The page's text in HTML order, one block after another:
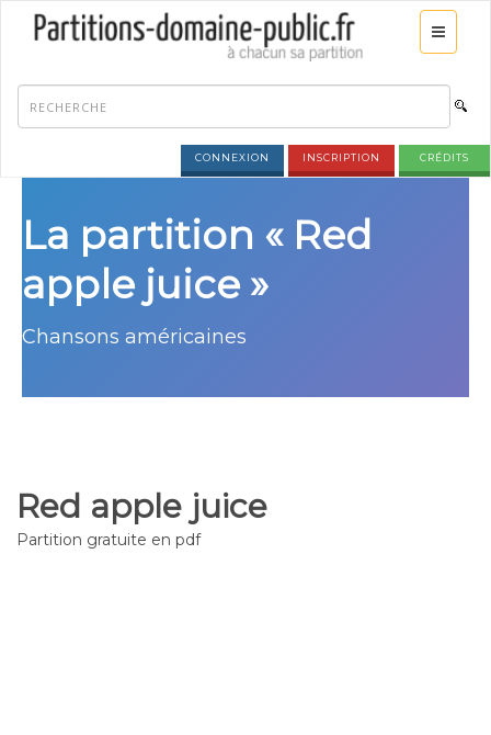
CONNEXION INSCRIPTION CRÉDITS
La partition « Red
apple juice »
Chansons américaines
Red apple juice
Partition gratuite en pdf